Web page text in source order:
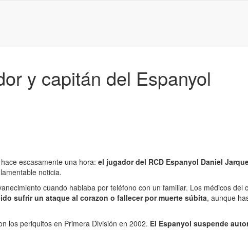
y capitán del Espanyol
escasamente una hora: el jugador del RCD Espanyol Daniel
noticia.
cuando hablaba por teléfono con un familiar. Los médicos
sufrir un ataque al corazon o fallecer por muerte súbita, aunque
los periquitos en Primera División en 2002. El Espanyol suspende